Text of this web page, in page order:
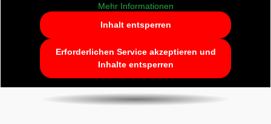
Mehr Informationen
Inhalt entsperren
Erforderlichen Service akzeptieren und
Inhalte entsperren